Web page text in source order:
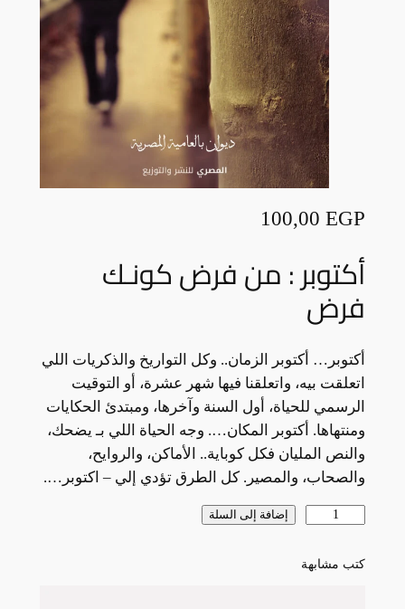
100,00EGP
أكتوبر : من فرض كونـك
فرض
أكتوبر… أكتوبر الزمان.. وكل التواريخ والذكريات اللي
اتعلقت بيه، واتعلقنا فيها شهر عشرة، أو التوقيت
الرسمي للحياة، أول السنة وآخرها، ومبتدئ الحكايات
ومنتهاها. أكتوبر المكان…. وجه الحياة اللي بـ يضحك،
والنص المليان فكل كوباية.. الأماكن، والروايح،
والصحاب، والمصير. كل الطرق تؤدي إلي – اكتوبر….
كمية
:
إضافة إلى السلة
كتب مشابهة